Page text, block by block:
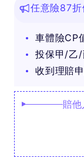
任意險87
車體險CP
投保甲/乙/
收到理賠
賠他